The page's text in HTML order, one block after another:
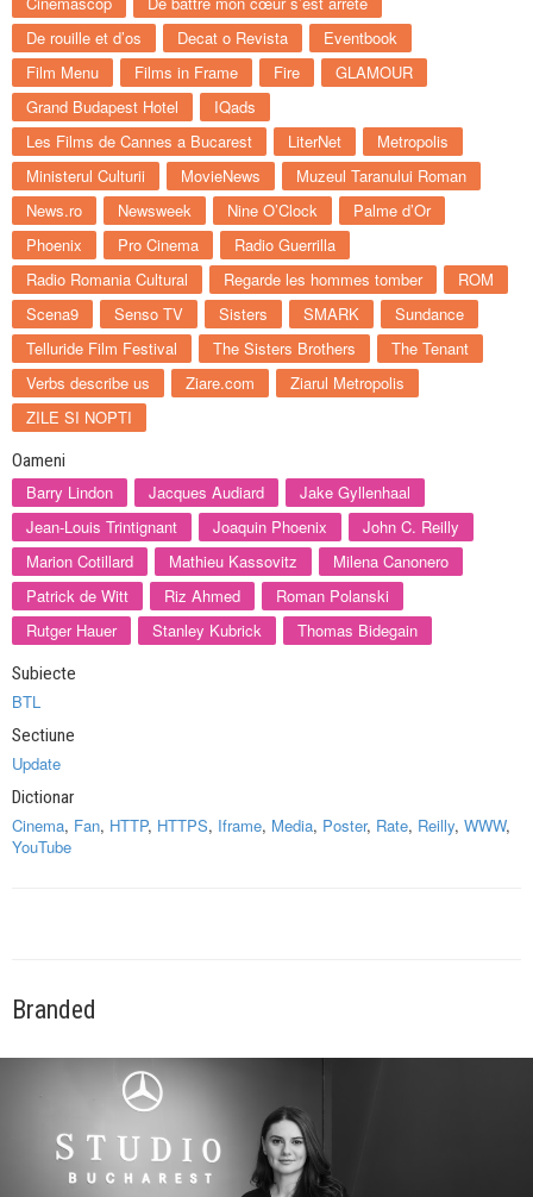
De rouille et d’os
Decat o Revista
Eventbook
Film Menu
Films in Frame Fire
GLAMOUR
Grand Budapest Hotel
IQads
Les Films de Cannes a Bucarest
LiterNet
Metropolis
Ministerul Culturii
MovieNews
Muzeul Taranului Roman
News.ro
Newsweek Nine O’Clock
Palme d’Or
Phoenix
Pro Cinema
Radio Guerrilla
Radio Romania Cultural
Regarde les hommes tomber
ROM
Scena9
Senso TV Sisters SMARK
Sundance
Telluride Film Festival
The Sisters Brothers
The Tenant
Verbs describe us
Ziare.com
Ziarul Metropolis
ZILE SI NOPTI
Oameni
Barry Lindon Jacques Audiard
Jake Gyllenhaal
Jean-Louis Trintignant
Joaquin Phoenix
John C. Reilly
Marion Cotillard
Mathieu Kassovitz
Milena Canonero
Patrick de Witt
Riz Ahmed
Roman Polanski
Rutger Hauer
Stanley Kubrick Thomas Bidegain
Subiecte
BTL
Sectiune
Update
Dictionar
Cinema, Fan, HTTP, HTTPS, Iframe, Media, Poster, Rate, Reilly, WWW,
YouTube
Branded